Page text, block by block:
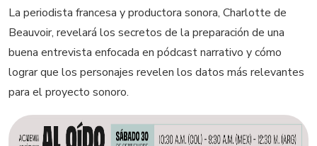
La periodista francesa y productora sonora, Charlotte de
Beauvoir, revelará los secretos de la preparación de una
buena entrevista enfocada en pódcast narrativo y cómo
lograr que los personajes revelen los datos más relevantes
para el proyecto sonoro.